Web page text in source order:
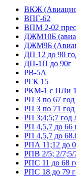
ВКЖ
ВПГ-62
ВПМ 2-02
ДЖМ10Б
ДЖМ9Б
ДП 12 до 90
ДП-1П до 90г
РВ-5А
РГК 15
РКМ-1 с ПЛи
РП 3 по 67 год
РП 3 по 71 год
РП 3;4;5;7 год
РП 4,5,7 до 66
РП 4,5,7 до
РПА 11;12 до
РПВ 2/5; 2/7;5/
РПС 11 до 68
РПС 18 до 79